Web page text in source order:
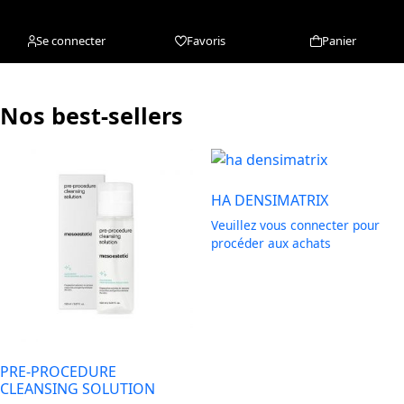
Se connecter Favoris Panier
Nos best-sellers
PRE-PROCEDURE
CLEANSING SOLUTION
HA DENSIMATRIX
Veuillez vous connecter pour
procéder aux achats